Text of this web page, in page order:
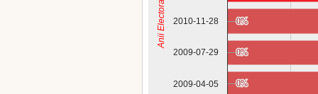
2010-11-28
2009-07-29
2009-04-05
0%
0%
0%
0%
0%
0%
Anii Electorali